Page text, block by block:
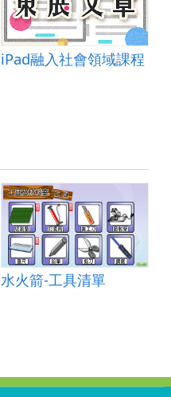
iPad融入社會領域課程
水火箭-工具清單